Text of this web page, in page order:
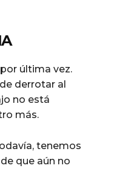
última vez.
derrotar al
no está
más.
tenemos
que aún no